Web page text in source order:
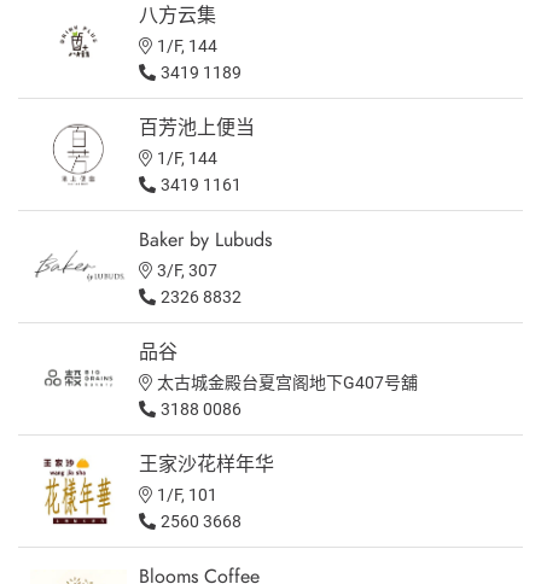
八方云集
1/F, 144
3419 1189
百芳池上便当
1/F, 144
3419 1161
Baker by Lubuds
3/F, 307
2326 8832
品谷
太古城金殿台夏宫阁地下G407号舖
3188 0086
王家沙花样年华
1/F, 101
2560 3668
Blooms Coffee